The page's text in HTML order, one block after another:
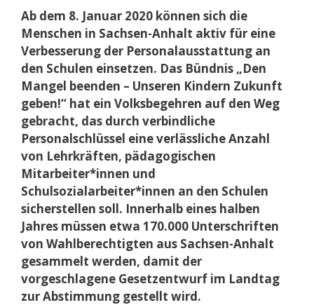
Ab dem 8. Januar 2020 können sich die
Menschen in Sachsen-Anhalt aktiv für eine
Verbesserung der Personalausstattung an
den Schulen einsetzen. Das Bündnis „Den
Mangel beenden – Unseren Kindern Zukunft
geben!“ hat ein Volksbegehren auf den Weg
gebracht, das durch verbindliche
Personalschlüssel eine verlässliche Anzahl
von Lehrkräften, pädagogischen
Mitarbeiter*innen und
Schulsozialarbeiter*innen an den Schulen
sicherstellen soll. Innerhalb eines halben
Jahres müssen etwa 170.000 Unterschriften
von Wahlberechtigten aus Sachsen-Anhalt
gesammelt werden, damit der
vorgeschlagene Gesetzentwurf im Landtag
zur Abstimmung gestellt wird.